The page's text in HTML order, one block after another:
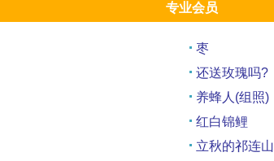
专业会员
枣
还送玫瑰吗?
养蜂人(组照)
红白锦鲤
立秋的祁连山